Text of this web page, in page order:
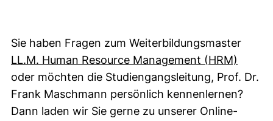
Sie haben Fragen zum Weiterbildungsmaster
LL.M. Human Resource Management (HRM)
oder möchten die Studiengangsleitung, Prof. Dr.
Frank Maschmann persönlich kennenlernen?
Dann laden wir Sie gerne zu unserer Online-